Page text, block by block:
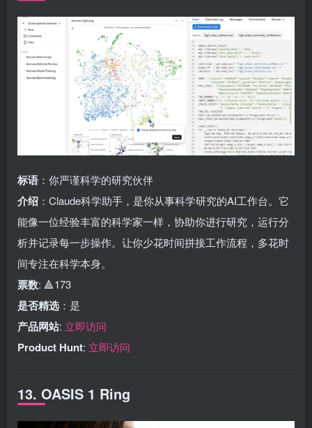
标语 ：你严谨科学的研究伙伴
介绍 ：Claude科学助手，是你从事科学研究的AI工作台。它
能像一位经验丰富的科学家一样，协助你进行研究，运行分
析并记录每一步操作。让你少花时间拼接工作流程，多花时
间专注在科学本身。
票数: 🔺173
是否精选 ：是
产品网站: 立即访问
Product Hunt: 立即访问
13. OASIS 1 Ring